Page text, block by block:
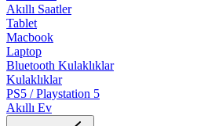
Akıllı Saatler
Tablet
Macbook
Laptop
Bluetooth Kulaklıklar
Kulaklıklar
PS5 / Playstation 5
Akıllı Ev